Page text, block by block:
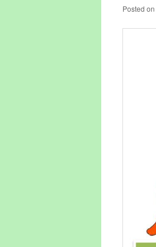
Posted on